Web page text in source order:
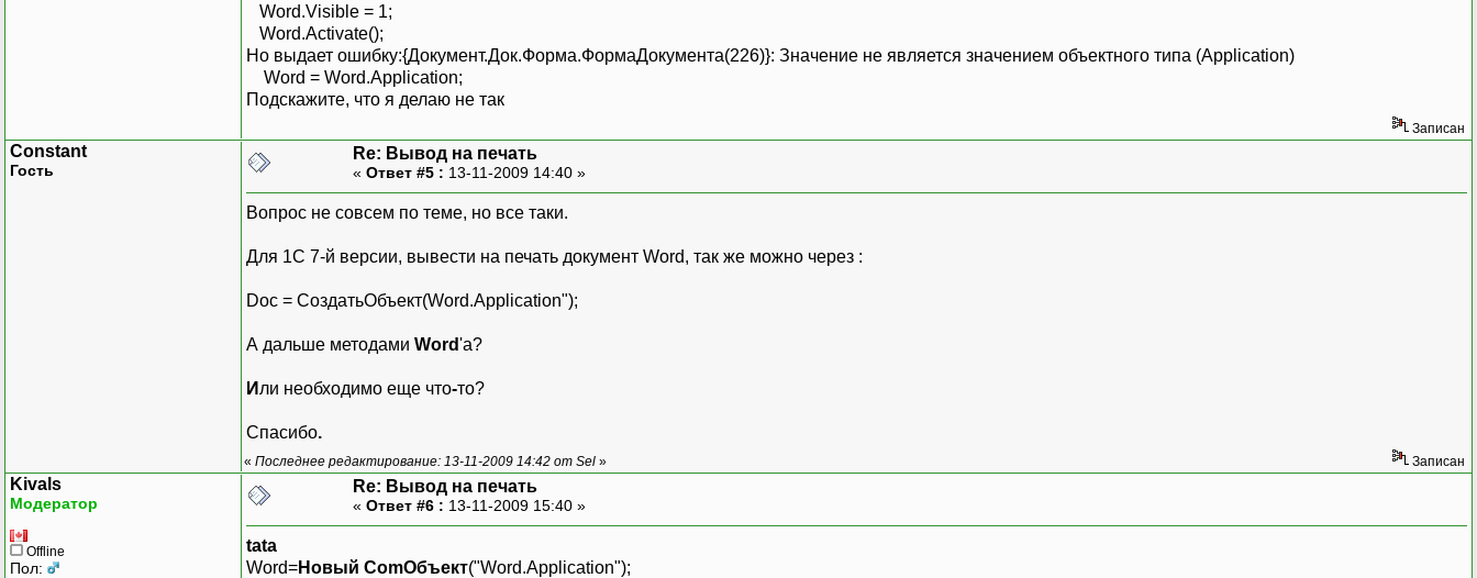
Word.Visible = 1;
Word.Activate();
Но выдает ошибку:{Документ.Док.Форма.ФормаДокумента(226)}: Значение не является значением объектного типа (Application)
Word = Word.Application;
Подскажите, что я делаю не так
Записан
Constant
Гость
Re: Вывод на печать
« Ответ #5 : 13-11-2009 14:40 »
Вопрос не совсем по теме, но все таки.
Для 1С 7-й версии, вывести на печать документ Word, так же можно через :
Doc = СоздатьОбъект(Word.Application");
А дальше методами Word'а?
И ли необходимо еще что-то?
Спасибо.
« Последнее редактирование: 13-11-2009 14:42 от Sel » Записан
Kivals
Модератор
Offline
Пол:
Re: Вывод на печать
« Ответ #6 : 13-11-2009 15:40 »
tata
Word=Новый ComОбъект("Word.Application");